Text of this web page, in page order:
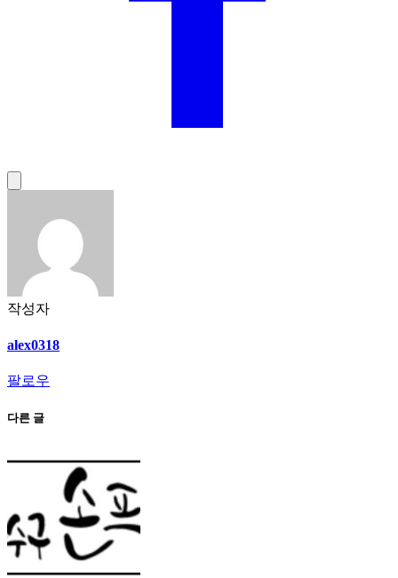
작성자
alex0318
팔로우
다른 글